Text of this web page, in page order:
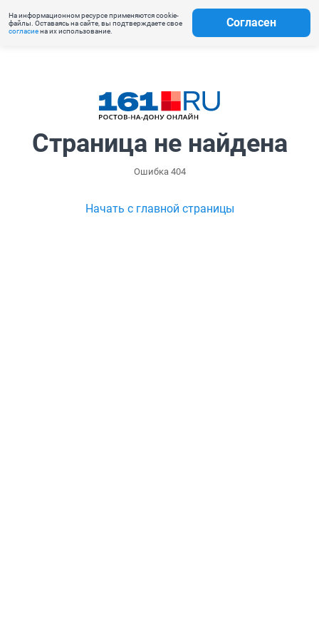
На информационном ресурсе применяются cookie-
файлы. Оставаясь на сайте, вы подтверждаете свое
согласиена их использование.
Согласен
Страница не найдена
Ошибка 404
Начать с главной страницы